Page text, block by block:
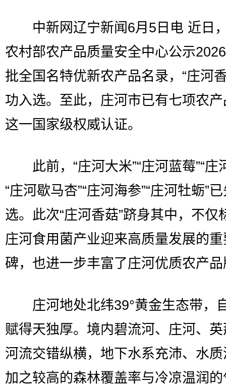
中新网辽宁新闻6月5日电 近日
农村部农产品质量安全中心公示
批全国名特优新农产品名录，“庄河
功入选。至此，庄河市已有七项农
这一国家级权威认证。
此前，“庄河大米”“庄河蓝莓”“庄
“庄河歇马杏”“庄河海参”“庄河牡蛎”
选。此次“庄河香菇”跻身其中，不仅
庄河食用菌产业迎来高质量发展的
碑，也进一步丰富了庄河优质农产
庄河地处北纬39°黄金生态带，
赋得天独厚。境内碧流河、庄河、
河流交错纵横，地下水系充沛、水
加之较高的森林覆盖率与冷凉温润